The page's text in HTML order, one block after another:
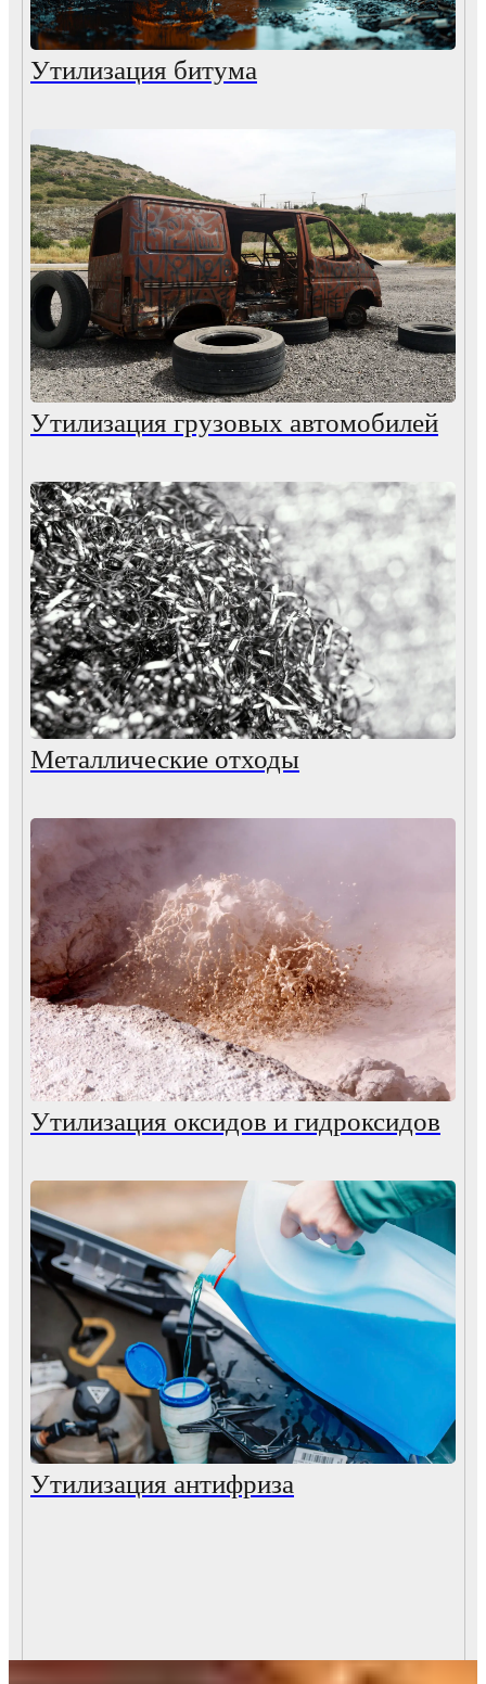
Утилизация битума
Утилизация грузовых автомобилей
Металлические отходы
Утилизация оксидов и гидроксидов
Утилизация антифриза